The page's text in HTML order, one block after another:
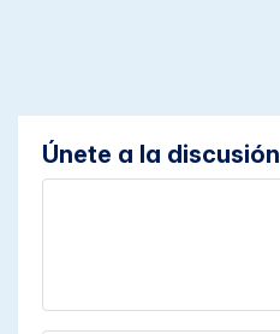
Únete a la discusión